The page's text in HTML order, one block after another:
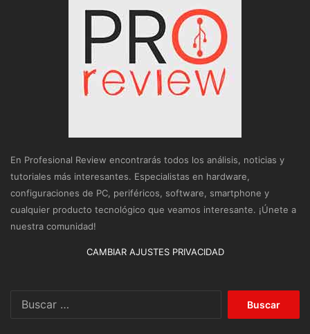
En Profesional Review encontrarás todos los análisis, noticias y
tutoriales más interesantes. Especialistas en hardware,
configuraciones de PC, periféricos, software, smartphone y
cualquier producto tecnológico que veamos interesante. ¡Únete a
nuestra comunidad!
CAMBIAR AJUSTES PRIVACIDAD